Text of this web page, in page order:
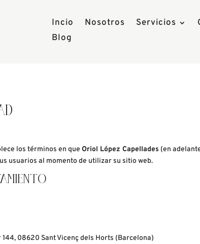
Incio Nosotros Servicios
Blog
los términos en que Oriol López Capellades (en
usuarios al momento de utilizar su sitio web.
08620 Sant Vicenç dels Horts (Barcelona)